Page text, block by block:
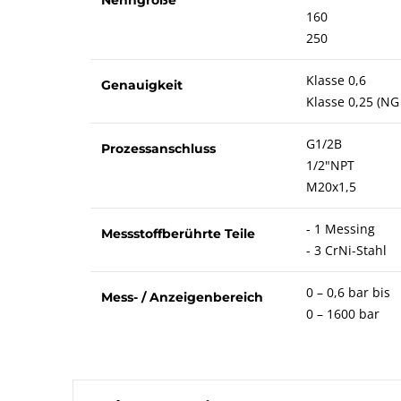
160
250
Genauigkeit
Klasse 0,6
Klasse 0,25
Prozessanschluss
G1/2B
1/2"NPT
M20x1,5
Messstoffberührte Teile
- 1 Messing
- 3 CrNi-Stahl
Mess- / Anzeigenbereich
0 – 0,6 bar bis
0 – 1600 bar